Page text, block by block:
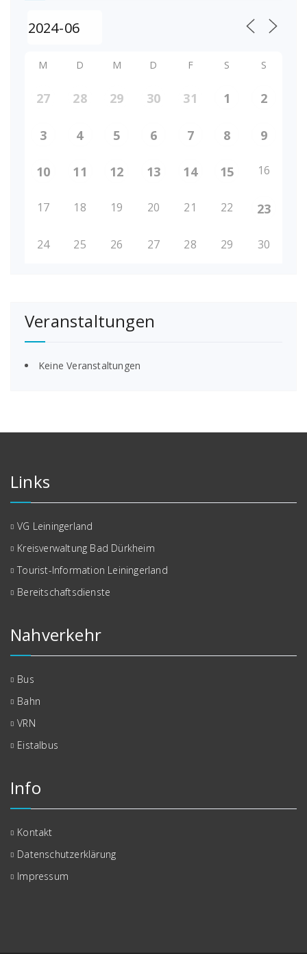
M D M D F S S
27 28 29 30 31 1 2
3 4 5 6 7 8 9
10 11 12 13 14 15 16
17 18 19 20 21 22 23
24 25 26 27 28 29 30
Veranstaltungen
Keine Veranstaltungen
Links
VG Leiningerland
Kreisverwaltung Bad Dürkheim
Tourist-Information Leiningerland
Bereitschaftsdienste
Nahverkehr
Bus
Bahn
VRN
Eistalbus
Info
Kontakt
Datenschutzerklärung
Impressum